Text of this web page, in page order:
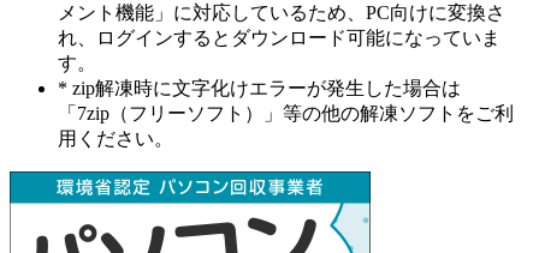
メント機能」に対応しているため、PC向けに変換さ
れ、ログインするとダウンロード可能になっていま
す。
* zip解凍時に文字化けエラーが発生した場合は
「7zip（フリーソフト）」等の他の解凍ソフトをご利
用ください。